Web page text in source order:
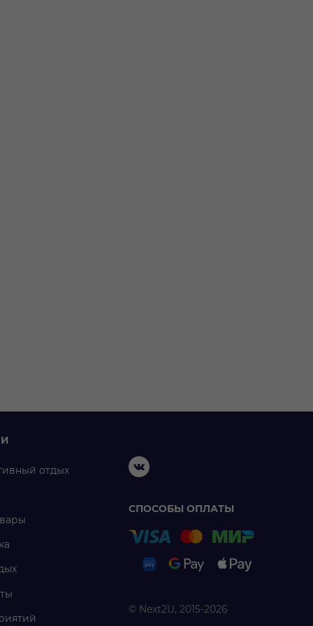
отдых
СПОСОБЫ ОПЛАТЫ
© Next2U, 2015-2026